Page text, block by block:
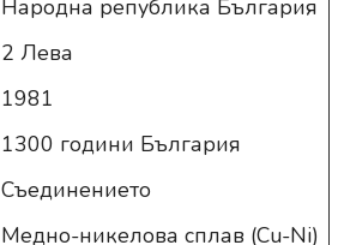
Народна република България
2 Лева
1981
1300 години България
Съединението
Медно-никелова сплав (Cu-Ni)